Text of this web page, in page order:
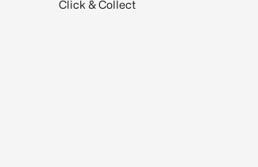
Click & Collect